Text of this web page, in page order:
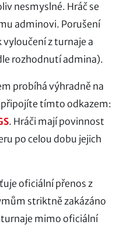
nesmyslné. Hráč se
adminovi. Porušení
z turnaje a
rozhodnutí admina).
probíhá výhradně na
připojíte tímto odkazem:
. Hráči mají povinnost
po celou dobu jejich
oficiální přenos z
striktně zakázáno
mimo oficiální